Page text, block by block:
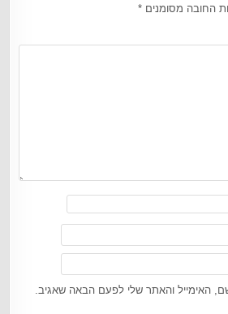
החובה מסומנים*
האימייל והאתר שלי לפעם הבאה שאגיב.